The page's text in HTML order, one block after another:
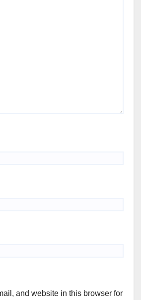
and website in this browser for